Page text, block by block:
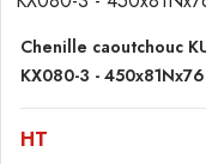
Chenille caoutchouc
KX080-3 - 450x81Nx76
HT